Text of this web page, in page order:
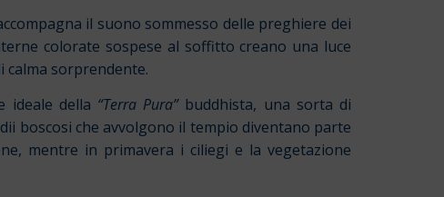
il suono sommesso delle preghiere dei
colorate sospese al soffitto creano una luce
calma sorprendente.
ideale della “Terra Pura”buddhista, una sorta di
boscosi che avvolgono il tempio diventano parte
mentre in primavera i ciliegi e la vegetazione